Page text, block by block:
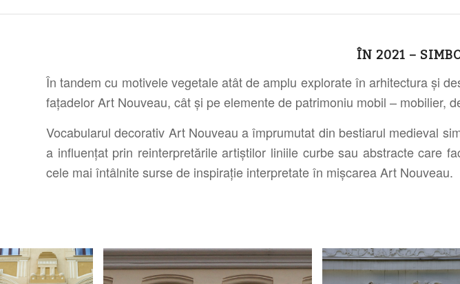
ÎN 2021 –
În tandem cu motivele vegetale atât de amplu explorate în arhitectura și
fațadelor Art Nouveau, cât și pe elemente de patrimoniu mobil – mobilier,
Vocabularul decorativ Art Nouveau a împrumutat din bestiarul medieval
a influențat prin reinterpretările artiștilor liniile curbe sau abstracte care
cele mai întâlnite surse de inspirație interpretate în mișcarea Art Nouveau.